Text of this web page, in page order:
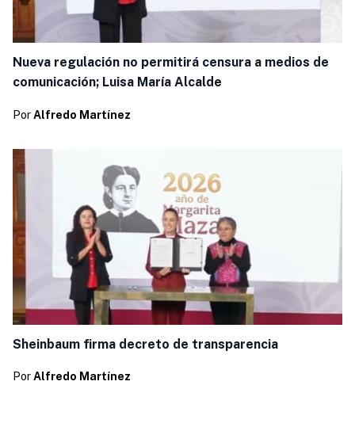
Nueva regulación no permitirá censura a medios de
comunicación; Luisa María Alcalde
Por Alfredo Martínez
Sheinbaum firma decreto de transparencia
Por Alfredo Martínez